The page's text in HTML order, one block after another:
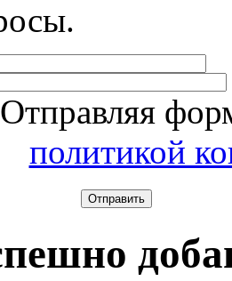
Отправляя
политикой
Отправить